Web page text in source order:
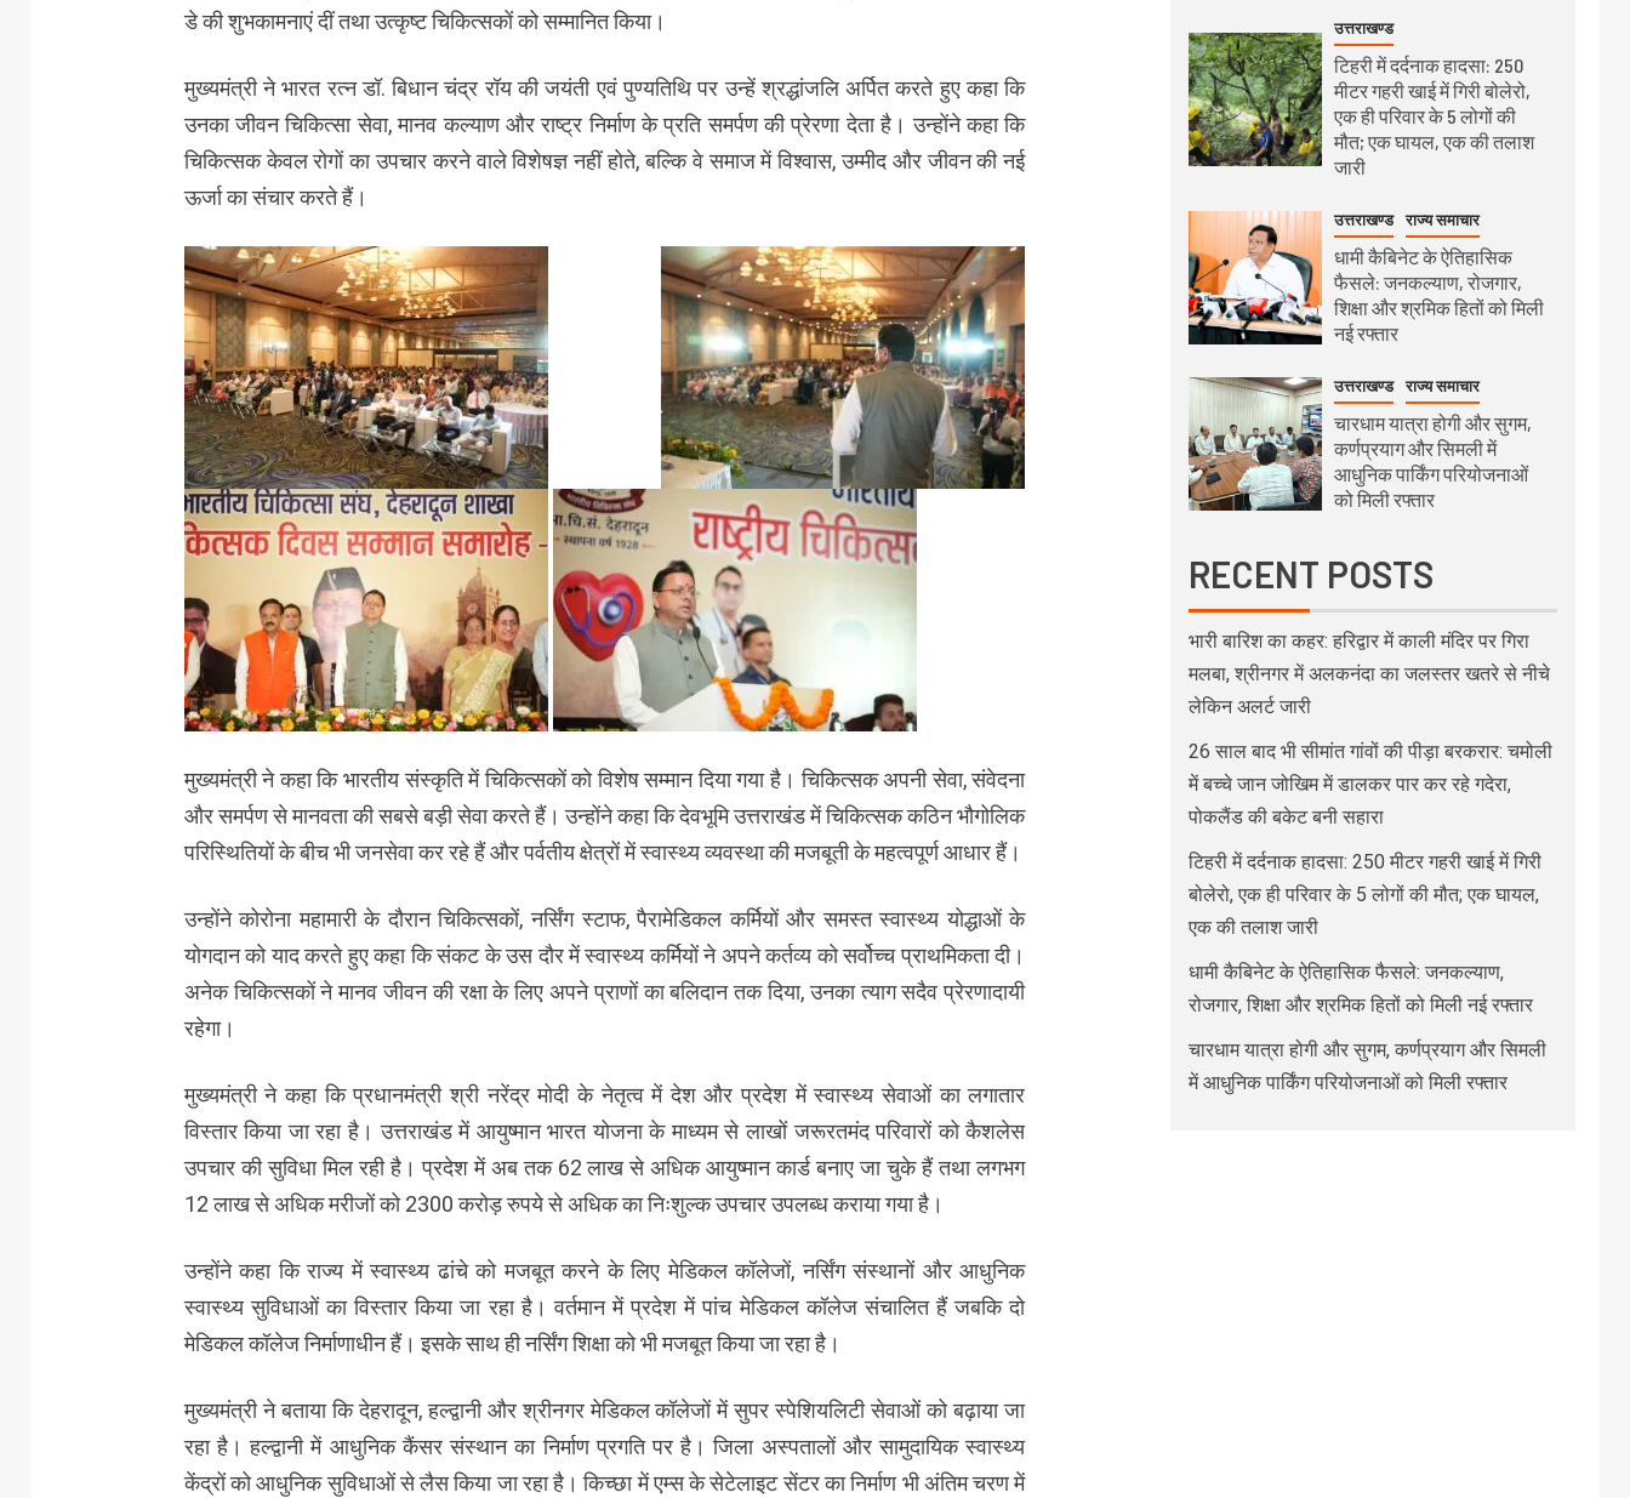
डे की शुभकामनाएं दीं तथा उत्कृष्ट चिकित्सकों को सम्मानित किया।
मुख्यमंत्री ने भारत रत्न डॉ. बिधान चंद्र रॉय की जयंती एवं पुण्यतिथि पर उन्हें श्रद्धांजलि अर्पित करते हुए कहा कि
उनका जीवन चिकित्सा सेवा, मानव कल्याण और राष्ट्र निर्माण के प्रति समर्पण की प्रेरणा देता है। उन्होंने कहा कि
चिकित्सक केवल रोगों का उपचार करने वाले विशेषज्ञ नहीं होते, बल्कि वे समाज में विश्वास, उम्मीद और जीवन की नई
ऊर्जा का संचार करते हैं।
मुख्यमंत्री ने कहा कि भारतीय संस्कृति में चिकित्सकों को विशेष सम्मान दिया गया है। चिकित्सक अपनी सेवा, संवेदना
और समर्पण से मानवता की सबसे बड़ी सेवा करते हैं। उन्होंने कहा कि देवभूमि उत्तराखंड में चिकित्सक कठिन भौगोलिक
परिस्थितियों के बीच भी जनसेवा कर रहे हैं और पर्वतीय क्षेत्रों में स्वास्थ्य व्यवस्था की मजबूती के महत्वपूर्ण आधार हैं।
उन्होंने कोरोना महामारी के दौरान चिकित्सकों, नर्सिंग स्टाफ, पैरामेडिकल कर्मियों और समस्त स्वास्थ्य योद्धाओं के
योगदान को याद करते हुए कहा कि संकट के उस दौर में स्वास्थ्य कर्मियों ने अपने कर्तव्य को सर्वोच्च प्राथमिकता दी।
अनेक चिकित्सकों ने मानव जीवन की रक्षा के लिए अपने प्राणों का बलिदान तक दिया, उनका त्याग सदैव प्रेरणादायी
रहेगा।
मुख्यमंत्री ने कहा कि प्रधानमंत्री श्री नरेंद्र मोदी के नेतृत्व में देश और प्रदेश में स्वास्थ्य सेवाओं का लगातार
विस्तार किया जा रहा है। उत्तराखंड में आयुष्मान भारत योजना के माध्यम से लाखों जरूरतमंद परिवारों को कैशलेस
उपचार की सुविधा मिल रही है। प्रदेश में अब तक 62 लाख से अधिक आयुष्मान कार्ड बनाए जा चुके हैं तथा लगभग
12 लाख से अधिक मरीजों को 2300 करोड़ रुपये से अधिक का निःशुल्क उपचार उपलब्ध कराया गया है।
उन्होंने कहा कि राज्य में स्वास्थ्य ढांचे को मजबूत करने के लिए मेडिकल कॉलेजों, नर्सिंग संस्थानों और आधुनिक
स्वास्थ्य सुविधाओं का विस्तार किया जा रहा है। वर्तमान में प्रदेश में पांच मेडिकल कॉलेज संचालित हैं जबकि दो
मेडिकल कॉलेज निर्माणाधीन हैं। इसके साथ ही नर्सिंग शिक्षा को भी मजबूत किया जा रहा है।
मुख्यमंत्री ने बताया कि देहरादून, हल्द्वानी और श्रीनगर मेडिकल कॉलेजों में सुपर स्पेशियलिटी सेवाओं को बढ़ाया जा
रहा है। हल्द्वानी में आधुनिक कैंसर संस्थान का निर्माण प्रगति पर है। जिला अस्पतालों और सामुदायिक स्वास्थ्य
केंद्रों को आधुनिक सुविधाओं से लैस किया जा रहा है। किच्छा में एम्स के सेटेलाइट सेंटर का निर्माण भी अंतिम चरण में
उत्तराखण्ड
टिहरी में दर्दनाक हादसा: 250
मीटर गहरी खाई में गिरी बोलेरो,
एक ही परिवार के 5 लोगों की
मौत; एक घायल, एक की तलाश
जारी
उत्तराखण्ड राज्य समाचार
धामी कैबिनेट के ऐतिहासिक
फैसले: जनकल्याण, रोजगार,
शिक्षा और श्रमिक हितों को मिली
नई रफ्तार
उत्तराखण्ड राज्य समाचार
चारधाम यात्रा होगी और सुगम,
कर्णप्रयाग और सिमली में
आधुनिक पार्किंग परियोजनाओं
को मिली रफ्तार
RECENT POSTS
भारी बारिश का कहर: हरिद्वार में काली मंदिर पर गिरा
मलबा, श्रीनगर में अलकनंदा का जलस्तर खतरे से नीचे
लेकिन अलर्ट जारी
26 साल बाद भी सीमांत गांवों की पीड़ा बरकरार: चमोली
में बच्चे जान जोखिम में डालकर पार कर रहे गदेरा,
पोकलैंड की बकेट बनी सहारा
टिहरी में दर्दनाक हादसा: 250 मीटर गहरी खाई में गिरी
बोलेरो, एक ही परिवार के 5 लोगों की मौत; एक घायल,
एक की तलाश जारी
धामी कैबिनेट के ऐतिहासिक फैसले: जनकल्याण,
रोजगार, शिक्षा और श्रमिक हितों को मिली नई रफ्तार
चारधाम यात्रा होगी और सुगम, कर्णप्रयाग और सिमली
में आधुनिक पार्किंग परियोजनाओं को मिली रफ्तार